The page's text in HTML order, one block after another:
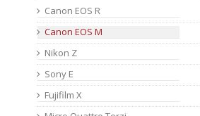
Canon EOS R
Canon EOS M
Nikon Z
Sony E
Fujifilm X